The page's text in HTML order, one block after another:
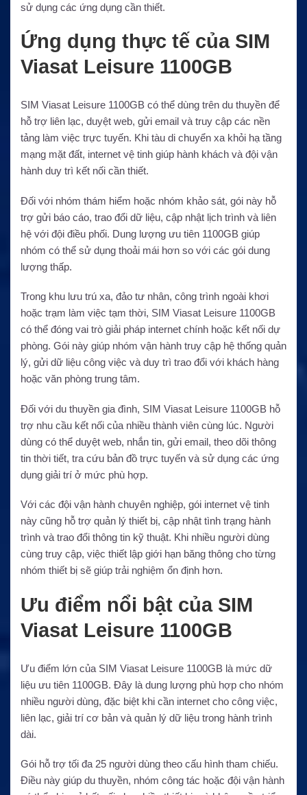
sử dụng các ứng dụng cần thiết.
Ứng dụng thực tế của SIM
Viasat Leisure 1100GB
SIM Viasat Leisure 1100GB có thể dùng trên du thuyền để
hỗ trợ liên lạc, duyệt web, gửi email và truy cập các nền
tảng làm việc trực tuyến. Khi tàu di chuyển xa khỏi hạ tầng
mạng mặt đất, internet vệ tinh giúp hành khách và đội vận
hành duy trì kết nối cần thiết.
Đối với nhóm thám hiểm hoặc nhóm khảo sát, gói này hỗ
trợ gửi báo cáo, trao đổi dữ liệu, cập nhật lịch trình và liên
hệ với đội điều phối. Dung lượng ưu tiên 1100GB giúp
nhóm có thể sử dụng thoải mái hơn so với các gói dung
lượng thấp.
Trong khu lưu trú xa, đảo tư nhân, công trình ngoài khơi
hoặc trạm làm việc tạm thời, SIM Viasat Leisure 1100GB
có thể đóng vai trò giải pháp internet chính hoặc kết nối dự
phòng. Gói này giúp nhóm vận hành truy cập hệ thống quản
lý, gửi dữ liệu công việc và duy trì trao đổi với khách hàng
hoặc văn phòng trung tâm.
Đối với du thuyền gia đình, SIM Viasat Leisure 1100GB hỗ
trợ nhu cầu kết nối của nhiều thành viên cùng lúc. Người
dùng có thể duyệt web, nhắn tin, gửi email, theo dõi thông
tin thời tiết, tra cứu bản đồ trực tuyến và sử dụng các ứng
dụng giải trí ở mức phù hợp.
Với các đội vận hành chuyên nghiệp, gói internet vệ tinh
này cũng hỗ trợ quản lý thiết bị, cập nhật tình trạng hành
trình và trao đổi thông tin kỹ thuật. Khi nhiều người dùng
cùng truy cập, việc thiết lập giới hạn băng thông cho từng
nhóm thiết bị sẽ giúp trải nghiệm ổn định hơn.
Ưu điểm nổi bật của SIM
Viasat Leisure 1100GB
Ưu điểm lớn của SIM Viasat Leisure 1100GB là mức dữ
liệu ưu tiên 1100GB. Đây là dung lượng phù hợp cho nhóm
nhiều người dùng, đặc biệt khi cần internet cho công việc,
liên lạc, giải trí cơ bản và quản lý dữ liệu trong hành trình
dài.
Gói hỗ trợ tối đa 25 người dùng theo cấu hình tham chiếu.
Điều này giúp du thuyền, nhóm công tác hoặc đội vận hành